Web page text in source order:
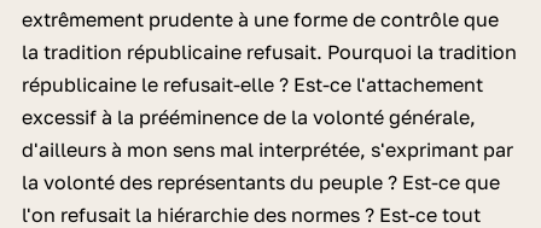
extrêmement prudente à une forme de contrôle que
la tradition républicaine refusait. Pourquoi la tradition
républicaine le refusait-elle ? Est-ce l'attachement
excessif à la prééminence de la volonté générale,
d'ailleurs à mon sens mal interprétée, s'exprimant par
la volonté des représentants du peuple ? Est-ce que
l'on refusait la hiérarchie des normes ? Est-ce tout